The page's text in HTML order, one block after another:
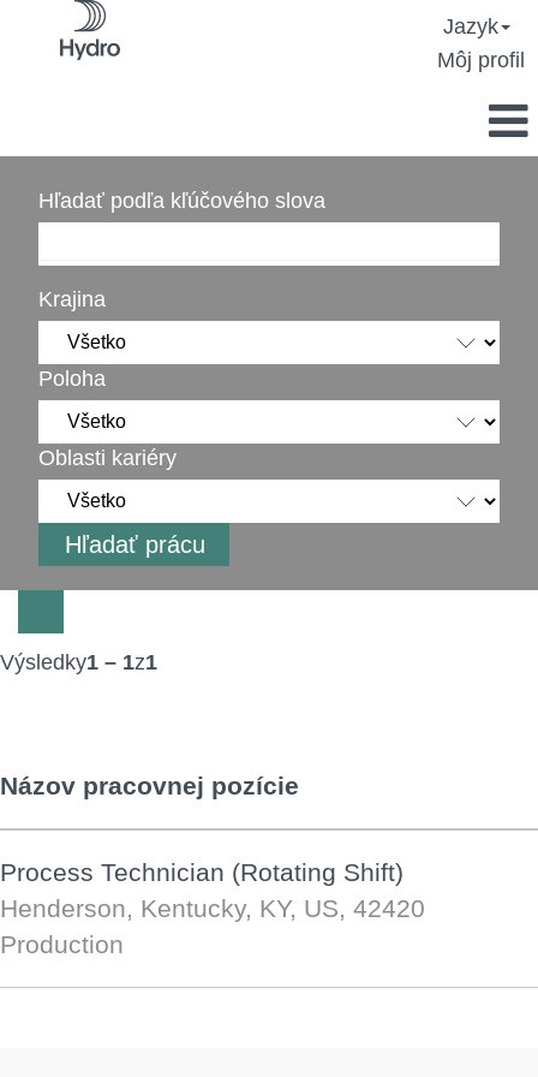
Jazyk
Môj profil
Hľadať podľa kľúčového slova
Krajina
Poloha
Oblasti kariéry
Výsledky1 – 1z1
Názov pracovnej pozície
Process Technician (Rotating Shift)
Henderson, Kentucky, KY, US, 42420
Production